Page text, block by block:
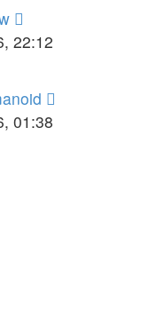
22:12
01:38